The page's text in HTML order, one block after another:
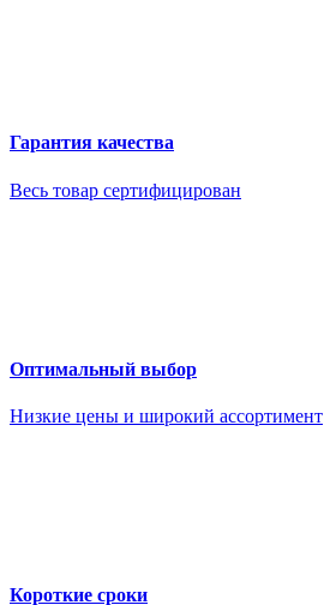
Гарантия качества
Весь товар сертифицирован
Оптимальный выбор
Низкие цены и широкий ассортимент
Короткие сроки